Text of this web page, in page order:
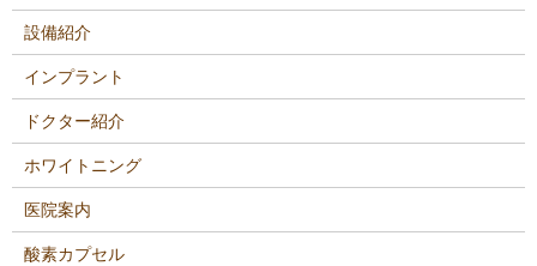
設備紹介
インプラント
ドクター紹介
ホワイトニング
医院案内
酸素カプセル